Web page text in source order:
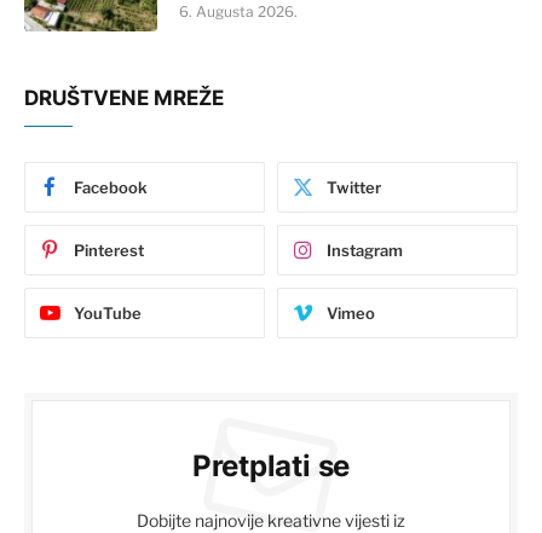
6. Augusta 2026.
DRUŠTVENE MREŽE
Facebook Twitter
Pinterest Instagram
YouTube Vimeo
Pretplati se
Dobijte najnovije kreativne vijesti iz